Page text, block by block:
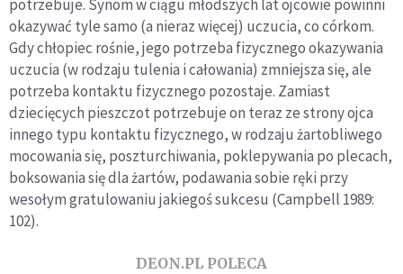
potrzebuje. Synom w ciągu młodszych lat ojcowie powinni
okazywać tyle samo (a nieraz więcej) uczucia, co córkom.
Gdy chłopiec rośnie, jego potrzeba fizycznego okazywania
uczucia (w rodzaju tulenia i całowania) zmniejsza się, ale
potrzeba kontaktu fizycznego pozostaje. Zamiast
dziecięcych pieszczot potrzebuje on teraz ze strony ojca
innego typu kontaktu fizycznego, w rodzaju żartobliwego
mocowania się, poszturchiwania, poklepywania po plecach,
boksowania się dla żartów, podawania sobie ręki przy
wesołym gratulowaniu jakiegoś sukcesu (Campbell 1989:
102).
DEON.PL POLECA